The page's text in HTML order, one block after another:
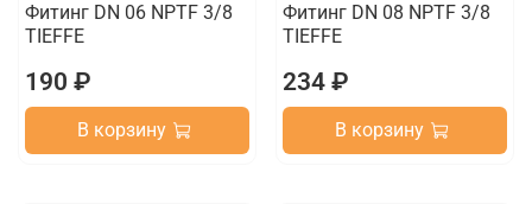
Фитинг DN 06 NPTF 3/8
TIEFFE
190 ₽
В корзину
Фитинг DN 08 NPTF 3/8
TIEFFE
234 ₽
В корзину